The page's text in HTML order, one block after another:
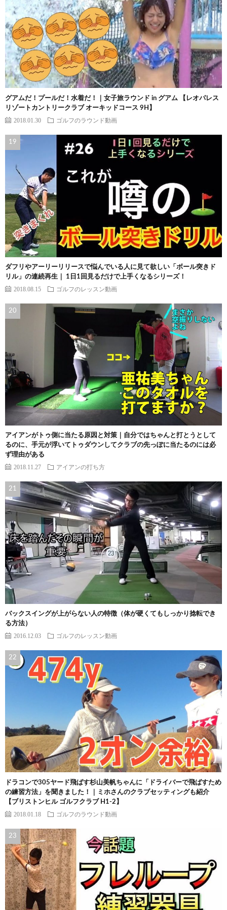
グアムだ！プールだ！水着だ！｜女子旅ラウンド in グアム 【レオパレス
リゾートカントリークラブ オーキッドコース 9H】
2018.01.30 ゴルフのラウンド動画
ダフリやアーリーリリースで悩んでいる人に見て欲しい「ボール突きド
リル」の連続再生｜ 1日1回見るだけで上手くなるシリーズ！
2018.08.15 ゴルフのレッスン動画
アイアンがトゥ側に当たる原因と対策｜自分ではちゃんと打とうとして
るのに、手元が浮いてトゥダウンしてクラブの先っぽに当たるのには必
ず理由がある
2018.11.27 アイアンの打ち方
バックスイングが上がらない人の特徴（体が硬くてもしっかり捻転でき
る方法）
2016.12.03 ゴルフのレッスン動画
ドラコンで305ヤード飛ばす杉山美帆ちゃんに「ドライバーで飛ばすため
の練習方法」を聞きました！｜ミホさんのクラブセッティングも紹介
【ブリストンヒル ゴルフクラブ H1-2】
2018.01.18 ゴルフのラウンド動画